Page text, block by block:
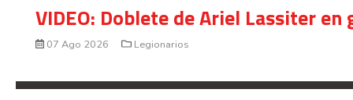
VIDEO: Doblete de Ariel Lassiter
07 Ago 2026 Legionarios